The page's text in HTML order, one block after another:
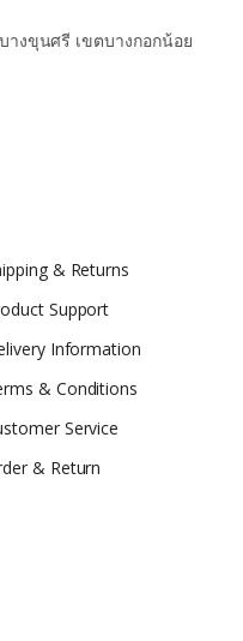
งขุนศรี เขตบางกอกน้อย
& Returns
Support
Information
& Conditions
Service
& Return